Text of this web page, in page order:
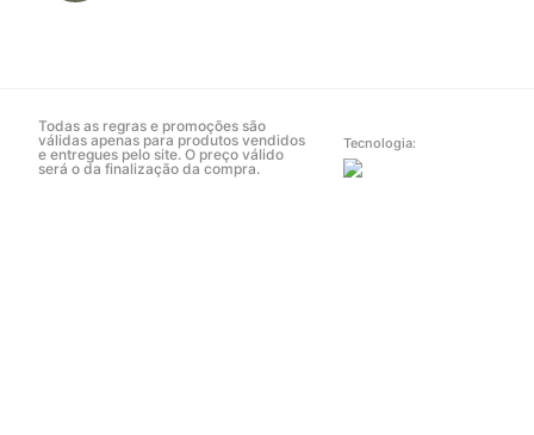
Todas as regras e promoções são
válidas apenas para produtos vendidos
e entregues pelo site. O preço válido
será o da finalização da compra.
Tecnologia: